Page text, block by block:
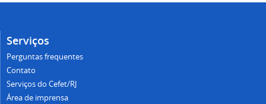
Serviços
Perguntas frequentes
Contato
Serviços do Cefet/RJ
Área de imprensa